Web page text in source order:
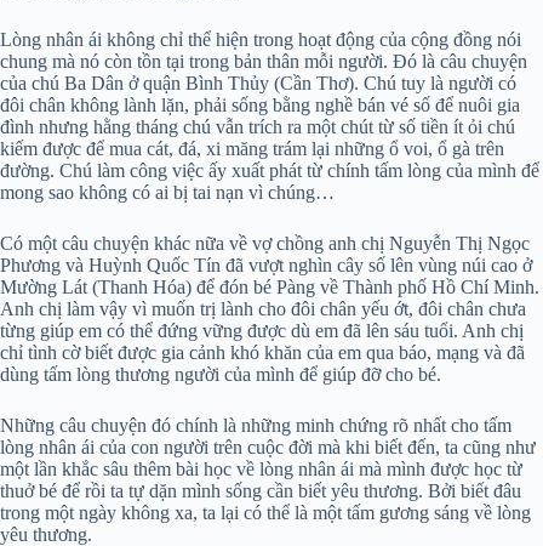
Lòng nhân ái không chỉ thể hiện trong hoạt động của cộng đồng nói
chung mà nó còn tồn tại trong bản thân mỗi người. Đó là câu chuyện
của chú Ba Dân ở quận Bình Thủy (Cần Thơ). Chú tuy là người có
đôi chân không lành lặn, phải sống bằng nghề bán vé số để nuôi gia
đình nhưng hằng tháng chú vẫn trích ra một chút từ số tiền ít ỏi chú
kiếm được để mua cát, đá, xi măng trám lại những ổ voi, ổ gà trên
đường. Chú làm công việc ấy xuất phát từ chính tấm lòng của mình để
mong sao không có ai bị tai nạn vì chúng…
Có một câu chuyện khác nữa về vợ chồng anh chị Nguyễn Thị Ngọc
Phương và Huỳnh Quốc Tín đã vượt nghìn cây số lên vùng núi cao ở
Mường Lát (Thanh Hóa) để đón bé Pàng về Thành phố Hồ Chí Minh.
Anh chị làm vậy vì muốn trị lành cho đôi chân yếu ớt, đôi chân chưa
từng giúp em có thể đứng vững được dù em đã lên sáu tuổi. Anh chị
chỉ tình cờ biết được gia cảnh khó khăn của em qua báo, mạng và đã
dùng tấm lòng thương người của mình để giúp đỡ cho bé.
Những câu chuyện đó chính là những minh chứng rõ nhất cho tấm
lòng nhân ái của con người trên cuộc đời mà khi biết đến, ta cũng như
một lần khắc sâu thêm bài học về lòng nhân ái mà mình được học từ
thuở bé để rồi ta tự dặn mình sống cần biết yêu thương. Bởi biết đâu
trong một ngày không xa, ta lại có thể là một tấm gương sáng về lòng
yêu thương.